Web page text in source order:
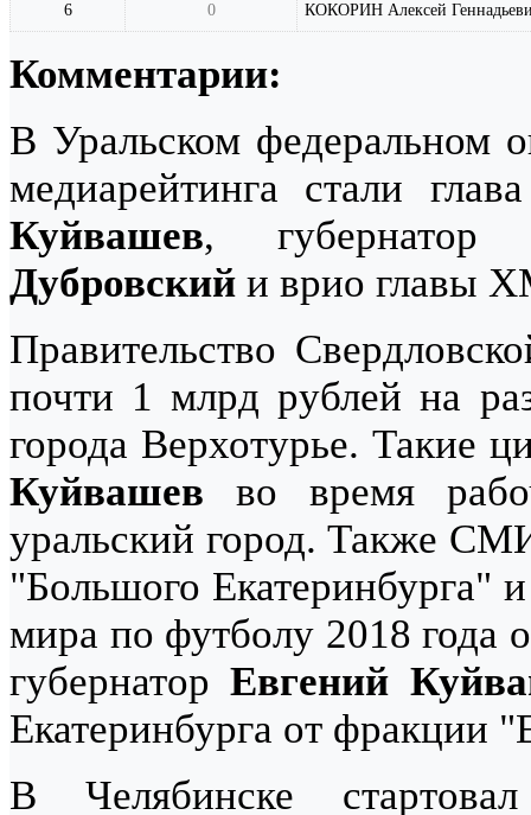
6 0 КОКОРИН Алексей
Комментарии:
В Уральском федеральном
медиарейтинга стали
Куйвашев, губернатор
Дубровский и врио главы
Правительство
почти 1 млрд рублей на
города Верхотурье. Такие
Куйвашев во время
уральский город. Также
"Большого Екатеринбурга"
мира по футболу 2018 года
губернаторЕвгений
Екатеринбурга от фракции
В Челябинске